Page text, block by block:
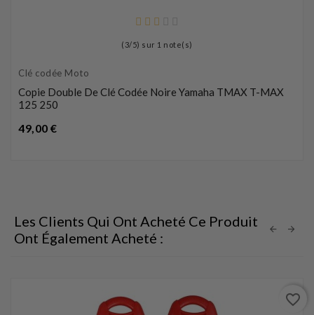
( 3/5) sur 1 note(s)
Clé codée Moto
Copie Double De Clé Codée Noire Yamaha TMAX T-MAX
125 250
49,00 €Prix
Les Clients Qui Ont Acheté Ce Produit
Ont Également Acheté :
favorite_border